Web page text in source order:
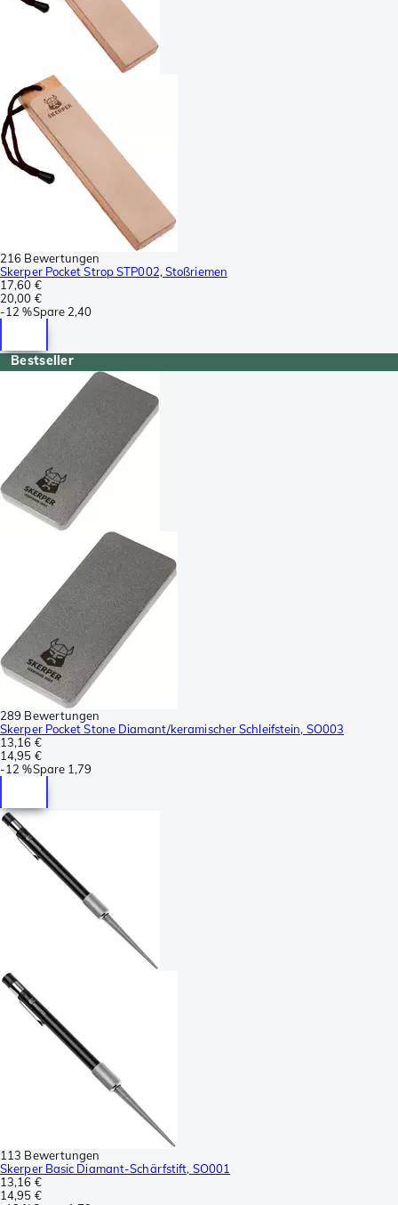
216 Bewertungen
Skerper Pocket Strop STP002, Stoßriemen
17,60 €
20,00 €
-12 %Spare 2,40
Bestseller
289 Bewertungen
Skerper Pocket Stone Diamant/keramischer Schleifstein, SO003
13,16 €
14,95 €
-12 %Spare 1,79
113 Bewertungen
Skerper Basic Diamant-Schärfstift, SO001
13,16 €
14,95 €